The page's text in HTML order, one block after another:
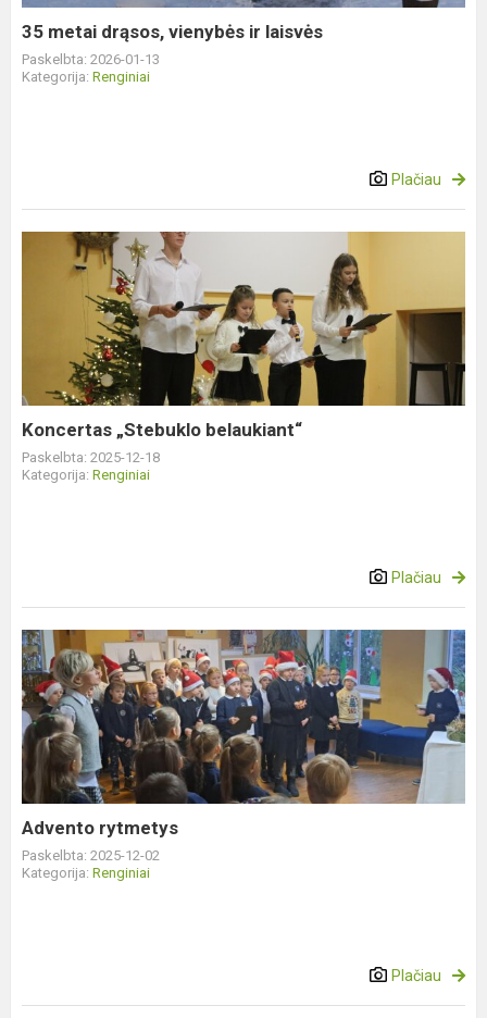
35 metai drąsos, vienybės ir laisvės
Paskelbta: 2026-01-13
Kategorija: Renginiai
Plačiau
Koncertas
„Stebuklo
belaukiant“
Koncertas „Stebuklo belaukiant“
Paskelbta: 2025-12-18
Kategorija: Renginiai
Plačiau
Advento
rytmetys
Advento rytmetys
Paskelbta: 2025-12-02
Kategorija: Renginiai
Plačiau